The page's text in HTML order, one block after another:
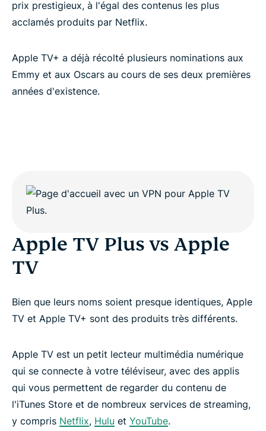
prix prestigieux, à l'égal des contenus les plus
acclamés produits par Netflix.
Apple TV+ a déjà récolté plusieurs nominations aux
Emmy et aux Oscars au cours de ses deux premières
années d'existence.
Apple TV Plus vs Apple
TV
Bien que leurs noms soient presque identiques, Apple
TV et Apple TV+ sont des produits très différents.
Apple TV est un petit lecteur multimédia numérique
qui se connecte à votre téléviseur, avec des applis
qui vous permettent de regarder du contenu de
l'iTunes Store et de nombreux services de streaming,
y compris Netflix, Hulu et YouTube.